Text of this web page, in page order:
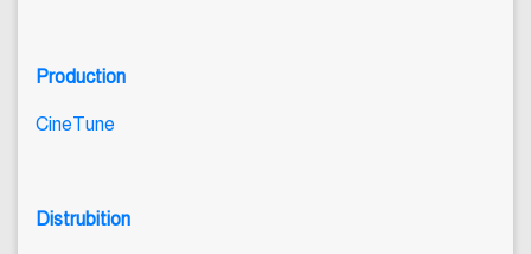
Production
CineTune
Distrubition